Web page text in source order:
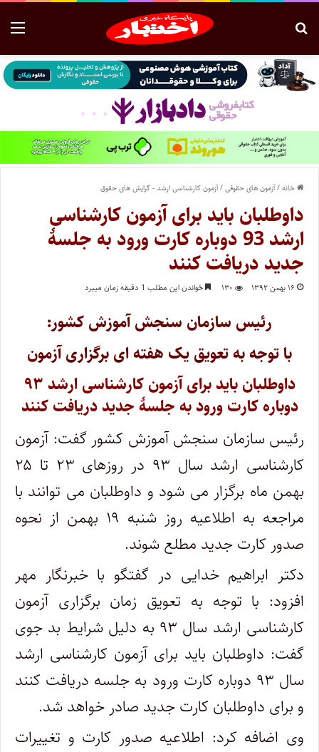
خانه/آزمون های حقوقی/آزمون کارشناسی ارشد - گرایش های حقوق
داوطلبان باید برای آزمون کارشناسی
ارشد 93 دوباره کارت ورود به جلسۀ
جدید دریافت کنند
۱۶ بهمن ۱۳۹۲ ۱۳۰ خواندن این مطلب 1 دقیقه زمان میبرد
رئیس سازمان سنجش آموزش کشور:
با توجه به تعویق یک هفته ای برگزاری آزمون
داوطلبان باید برای آزمون کارشناسی ارشد ۹۳
دوباره کارت ورود به جلسۀ جدید دریافت کنند
رئیس سازمان سنجش آموزش کشور گفت: آزمون
کارشناسی ارشد سال ۹۳ در روزهای ۲۳ تا ۲۵
بهمن ماه برگزار می شود و داوطلبان می توانند با
مراجعه به اطلاعیه روز شنبه ۱۹ بهمن از نحوه
صدور کارت جدید مطلع شوند.
دکتر ابراهیم خدایی در گفتگو با خبرنگار مهر
افزود: با توجه به تعویق زمان برگزاری آزمون
کارشناسی ارشد سال ۹۳ به دلیل شرایط بد جوی
گفت: داوطلبان باید برای آزمون کارشناسی ارشد
سال ۹۳ دوباره کارت ورود به جلسه دریافت کنند
و برای داوطلبان کارت جدید صادر خواهد شد.
وی اضافه کرد: اطلاعیه صدور کارت و تغییرات